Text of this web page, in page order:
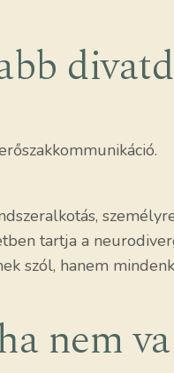
tartja a
szól, hanem
nem